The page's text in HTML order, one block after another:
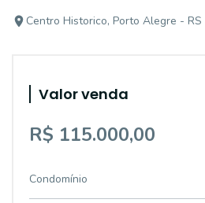
Centro Historico, Porto Alegre - RS
Valor venda
R$ 115.000,00
Condomínio